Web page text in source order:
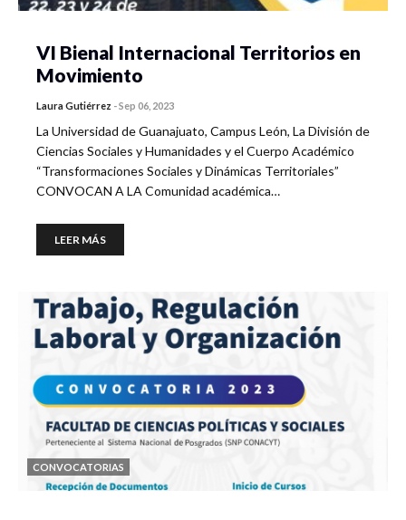
VI Bienal Internacional Territorios en
Movimiento
Laura Gutiérrez -Sep 06, 2023
La Universidad de Guanajuato, Campus León, La División de
Ciencias Sociales y Humanidades y el Cuerpo Académico
“Transformaciones Sociales y Dinámicas Territoriales”
CONVOCAN A LA Comunidad académica…
LEER MÁS
CONVOCATORIAS